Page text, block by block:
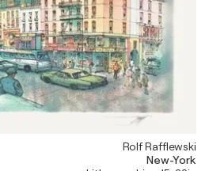
Rolf Rafflewski
New-York